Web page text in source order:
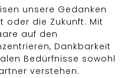
unsere Gedanken
oder die Zukunft. Mit
auf den
Dankbarkeit
Bedürfnisse sowohl
verstehen.